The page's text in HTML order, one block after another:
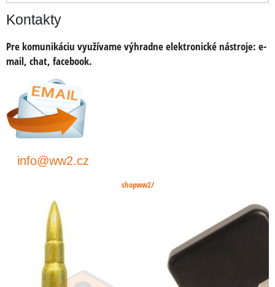
Kontakty
Pre komunikáciu využívame výhradne elektronické nástroje: e-
mail, chat, facebook.
info@ww2.cz
shopww2/